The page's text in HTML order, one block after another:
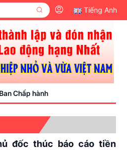
TỔ QUỐC VIỆT NAM. Tiếng Anh
Ban Chấp hành
đốc thúc báo cáo tiền